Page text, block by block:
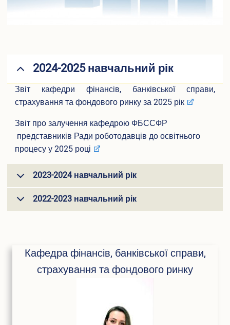
Гендерна політика Університету
Газета ХУУП імені Леоніда Юзькова GAUDEAMUS
Меморіал пам'яті
Безпека освітнього середовища
Відеогалерея
Вступнику
Приймальна комісія
Правила прийому в ХУУП імені Леоніда Юзькова
Переваги університету
Поновлення та переведення на навчання
Реєстраціія електронного кабіінету для вступу на
магістратуру
2024-2025 навчальний рік
Звіт кафедри фінансів, банківської справи,
страхування та фондового ринку за 2025 рік
Звіт про залучення кафедрою ФБССФР
представників Ради роботодавців до освітнього
процесу у 2025 році
2023-2024 навчальний рік
2022-2023 навчальний рік
Кафедра фінансів, банківської справи,
страхування та фондового ринку